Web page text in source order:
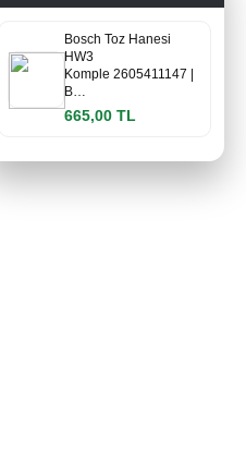
Bosch Toz Hanesi
HW3
Komple 2605411147 |
B…
665,00 TL